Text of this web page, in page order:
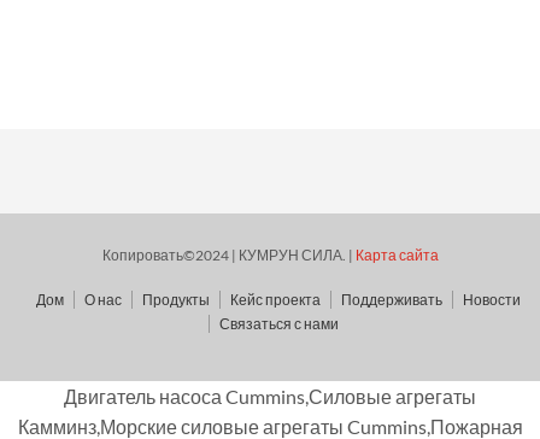
Копировать©2024 | КУМРУН СИЛА. | Карта сайта
Дом О нас Продукты Кейс проекта Поддерживать
Новости
Связаться с нами
Двигатель насоса Cummins,Силовые агрегаты
Камминз,Морские силовые агрегаты Cummins,Пожарная